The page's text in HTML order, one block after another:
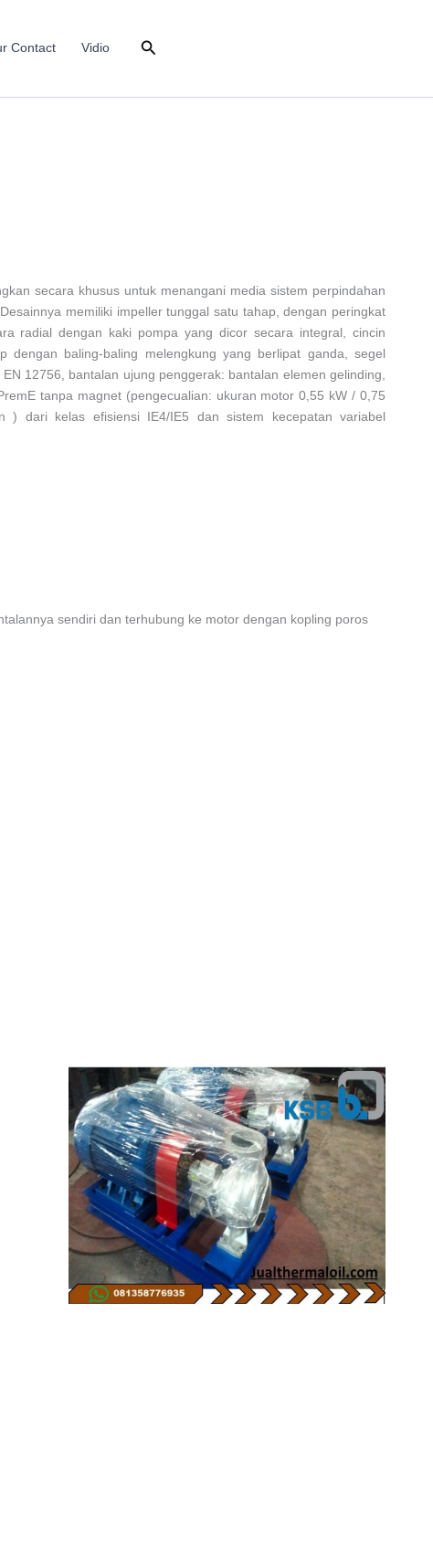
Contact Vidio Search
secara khusus untuk menangani media sistem perpindahan
memiliki impeller tunggal satu tahap, dengan peringkat
radial dengan kaki pompa yang dicor secara integral, cincin
baling-baling melengkung yang berlipat ganda, segel
12756, bantalan ujung penggerak: bantalan elemen gelinding,
tanpa magnet (pengecualian: ukuran motor 0,55 kW / 0,75
) dari kelas efisiensi IE4/IE5 dan sistem kecepatan variabel
sendiri dan terhubung ke motor dengan kopling poros